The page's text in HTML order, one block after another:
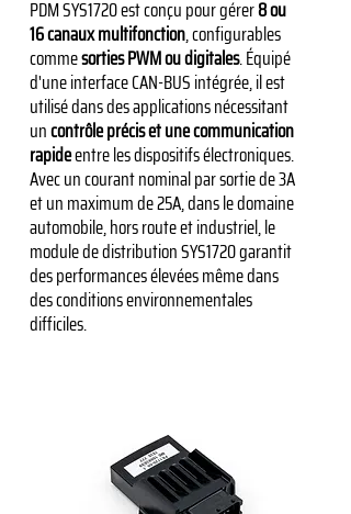
PDM SYS1720 est conçu pour gérer8 ou
16 canaux multifonction, configurables
commesorties PWM ou digitales. Équipé
d'une interface CAN-BUS intégrée, il est
utilisé dans des applications nécessitant
uncontrôle précis et une communication
rapideentre les dispositifs électroniques.
Avec un courant nominal par sortie de 3A
et un maximum de 25A, dans le domaine
automobile, hors route et industriel, le
module de distribution SYS1720 garantit
des performances élevées même dans
des conditions environnementales
difficiles.